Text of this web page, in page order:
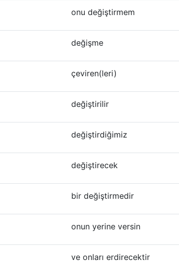
onu değiştirmem
değişme
çeviren(leri)
değiştirilir
değiştirdiğimiz
değiştirecek
bir değiştirmedir
onun yerine versin
ve onları erdirecektir